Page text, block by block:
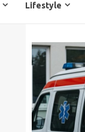
Lifestyle